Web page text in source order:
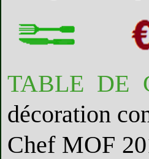
TABLE DE
décoration
Chef MOF